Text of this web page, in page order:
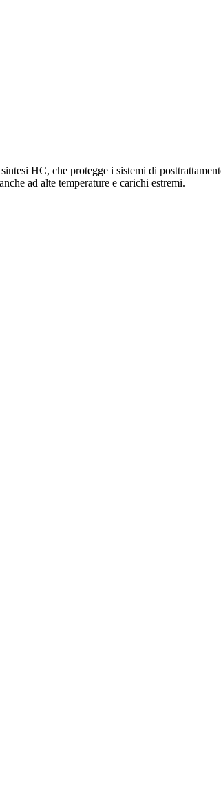
HC, che protegge i sistemi di
ad alte temperature e carichi estremi.